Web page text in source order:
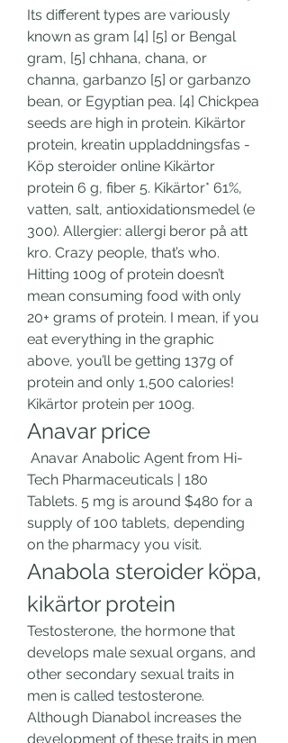
Its different types are variously
known as gram [4] [5] or Bengal
gram, [5] chhana, chana, or
channa, garbanzo [5] or garbanzo
bean, or Egyptian pea. [4] Chickpea
seeds are high in protein. Kikärtor
protein, kreatin uppladdningsfas -
Köp steroider online Kikärtor
protein 6 g, fiber 5. Kikärtor* 61%,
vatten, salt, antioxidationsmedel (e
300). Allergier: allergi beror på att
kro. Crazy people, that’s who.
Hitting 100g of protein doesn’t
mean consuming food with only
20+ grams of protein. I mean, if you
eat everything in the graphic
above, you’ll be getting 137g of
protein and only 1,500 calories!
Kikärtor protein per 100g.
Anavar price
Tech Pharmaceuticals | 180
Tablets. 5 mg is around $480 for a
supply of 100 tablets, depending
on the pharmacy you visit.
Anabola steroider köpa,
kikärtor protein
Testosterone, the hormone that
develops male sexual organs, and
other secondary sexual traits in
men is called testosterone.
Although Dianabol increases the
development of these traits in men